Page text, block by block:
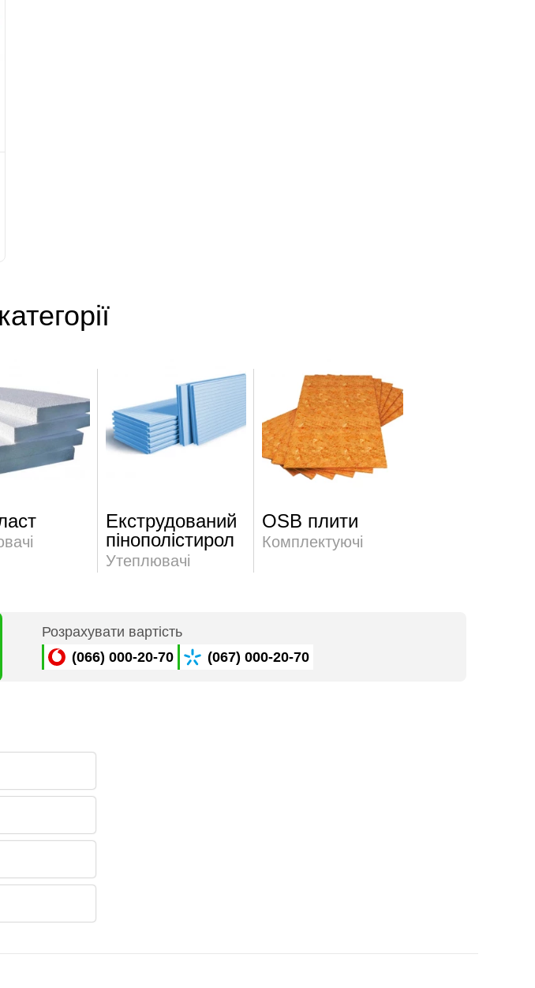
Екструдований
пінополістирол
Утеплювачі
OSB плити
Комплектуючі
Розрахувати вартість
(066) 000-20-70
(067) 000-20-70